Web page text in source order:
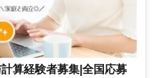
算経験者募集|全国応募